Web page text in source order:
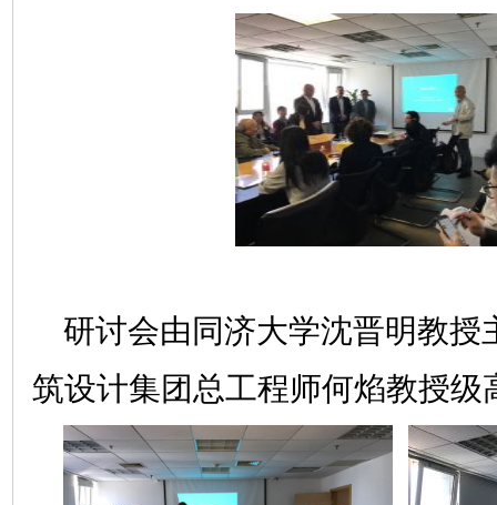
研讨会由同济大学沈晋明教授
筑设计集团总工程师何焰教授级